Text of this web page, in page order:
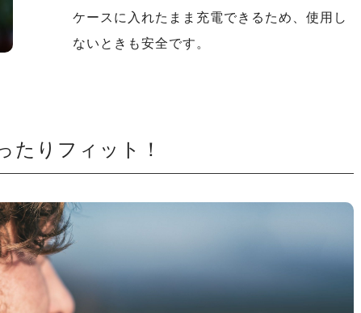
ケースに入れたまま充電できるため、使用し
ないときも安全です。
たりフィット！